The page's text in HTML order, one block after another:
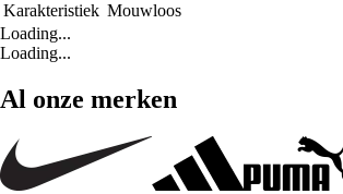
Karakteristiek Mouwloos
Loading...
Loading...
Al onze merken